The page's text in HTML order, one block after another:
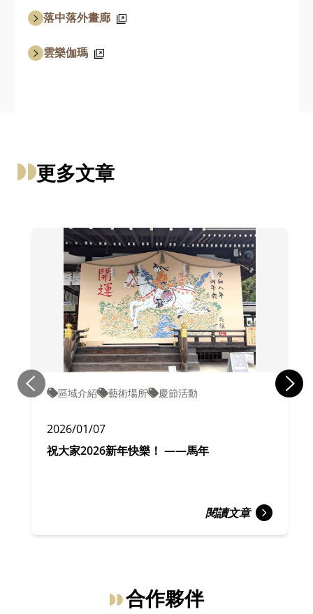
落中落外畫廊
雲樂伽瑪
更多文章
區域介紹 藝術場所 慶節活動
2026/01/07
祝大家2026新年快樂！ ——馬年
閱讀文章
合作夥伴